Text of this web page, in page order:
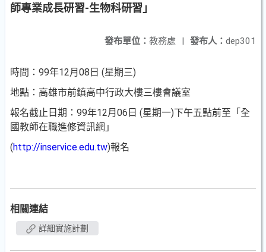
師專業成長研習-生物科研習」
發布人： dep301
發布單位： 教務處 |
時間：99年12月08日 (星期三)
地點：高雄市前鎮高中行政大樓三樓會議室
報名截止日期：99年12月06日 (星期一)下午五點前至「全
國教師在職進修資訊網」
(http://inservice.edu.tw)報名
相關連結
詳細實施計劃